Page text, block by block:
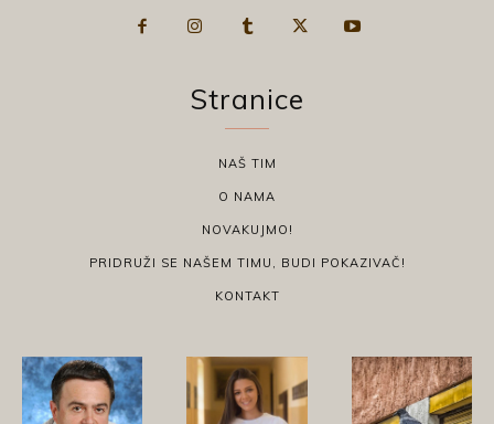
Stranice
NAŠ TIM
O NAMA
NOVAKUJMO!
PRIDRUŽI SE NAŠEM TIMU, BUDI POKAZIVAČ!
KONTAKT